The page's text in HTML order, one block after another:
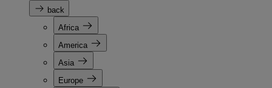
back
Africa
America
Asia
Europe